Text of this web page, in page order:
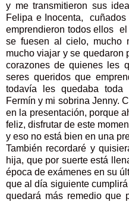
y me transmitieron sus
Felipa e Inocenta,
emprendieron todos ellos
se fuesen al cielo, mucho
mucho viajar y se quedaron
corazones de quienes les
seres queridos que
todavía les quedaba
Fermín y mi sobrina Jenny.
en la presentación, porque
feliz, disfrutar de este
y eso no está bien en una
También recordaré y
hija, que por suerte está
época de exámenes en su
que al día siguiente
quedará más remedio que